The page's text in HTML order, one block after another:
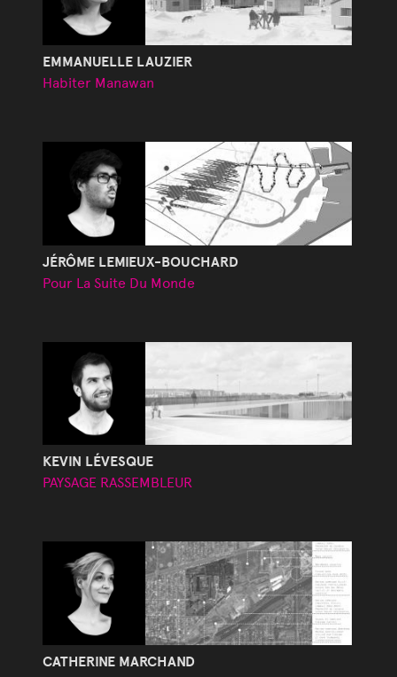
EMMANUELLE LAUZIER
Habiter Manawan
JÉRÔME LEMIEUX-BOUCHARD
Pour La Suite Du Monde
KEVIN LÉVESQUE
PAYSAGE RASSEMBLEUR
CATHERINE MARCHAND